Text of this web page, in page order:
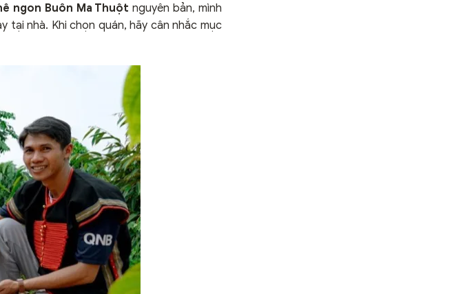
ngon Buôn Ma Thuột nguyên bản, mình
tại nhà. Khi chọn quán, hãy cân nhắc mục